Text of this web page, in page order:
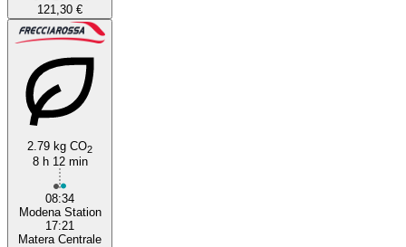
121,30 €
2.79 kg CO2
8 h 12 min
08:34
Modena Station
17:21
Matera Centrale